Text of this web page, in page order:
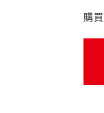
購